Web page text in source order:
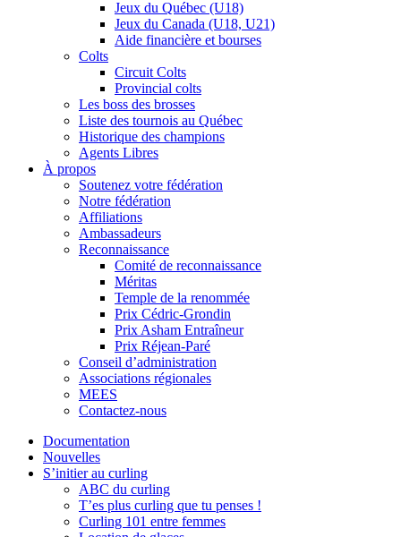
Jeux du Québec (U18)
Jeux du Canada (U18, U21)
Aide financière et bourses
Colts
Circuit Colts
Provincial colts
Les boss des brosses
Liste des tournois au Québec
Historique des champions
Agents Libres
À propos
Soutenez votre fédération
Notre fédération
Affiliations
Ambassadeurs
Reconnaissance
Comité de reconnaissance
Méritas
Temple de la renommée
Prix Cédric-Grondin
Prix Asham Entraîneur
Prix Réjean-Paré
Conseil d’administration
Associations régionales
MEES
Contactez-nous
Documentation
Nouvelles
S’initier au curling
ABC du curling
T’es plus curling que tu penses !
Curling 101 entre femmes